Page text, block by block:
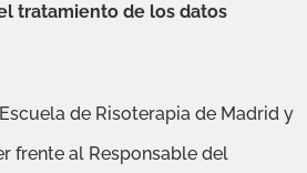
tratamiento de los datos
de Risoterapia de Madrid y
frente al Responsable del